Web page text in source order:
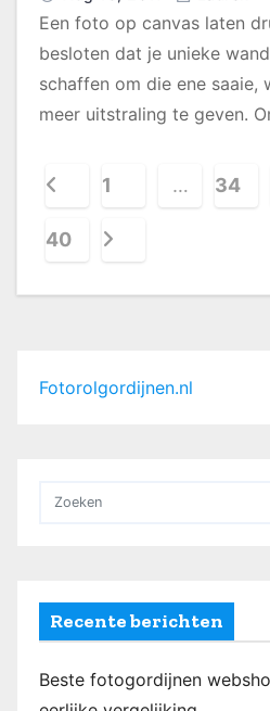
Een foto op canvas laten
besloten dat je unieke
schaffen om die ene saaie,
meer uitstraling te geven.
B
e
r
h
e
a
g
1 … 34
40
Fotorolgordijnen.nl
Recente berichten
Beste fotogordijnen